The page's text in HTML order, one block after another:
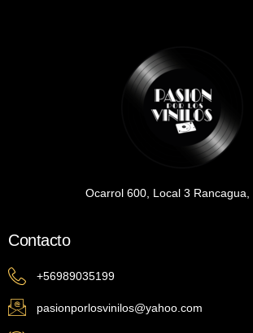
Ocarrol 600, Local 3 Rancagua,
Contacto
+56989035199
pasionporlosvinilos@yahoo.com